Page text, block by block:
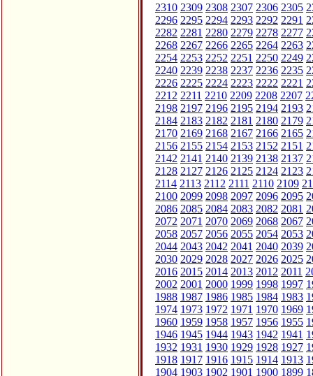
2310 2309 2308 2307 2306 2305
2296 2295 2294 2293 2292 2291
2282 2281 2280 2279 2278 2277
2268 2267 2266 2265 2264 2263
2254 2253 2252 2251 2250 2249
2240 2239 2238 2237 2236 2235
2226 2225 2224 2223 2222 2221
2212 2211 2210 2209 2208 2207
2198 2197 2196 2195 2194 2193
2184 2183 2182 2181 2180 2179
2170 2169 2168 2167 2166 2165
2156 2155 2154 2153 2152 2151
2142 2141 2140 2139 2138 2137
2128 2127 2126 2125 2124 2123
2114 2113 2112 2111 2110 2109
2100 2099 2098 2097 2096 2095
2086 2085 2084 2083 2082 2081
2072 2071 2070 2069 2068 2067
2058 2057 2056 2055 2054 2053
2044 2043 2042 2041 2040 2039
2030 2029 2028 2027 2026 2025
2016 2015 2014 2013 2012 2011
2002 2001 2000 1999 1998 1997
1988 1987 1986 1985 1984 1983
1974 1973 1972 1971 1970 1969
1960 1959 1958 1957 1956 1955
1946 1945 1944 1943 1942 1941
1932 1931 1930 1929 1928 1927
1918 1917 1916 1915 1914 1913
1904 1903 1902 1901 1900 1899